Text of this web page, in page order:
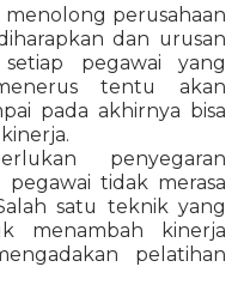
perusahaan
dan urusan
pegawai yang
tentu akan
pada akhirnya bisa
penyegaran
tidak merasa
satu teknik yang
menambah kinerja
pelatihan